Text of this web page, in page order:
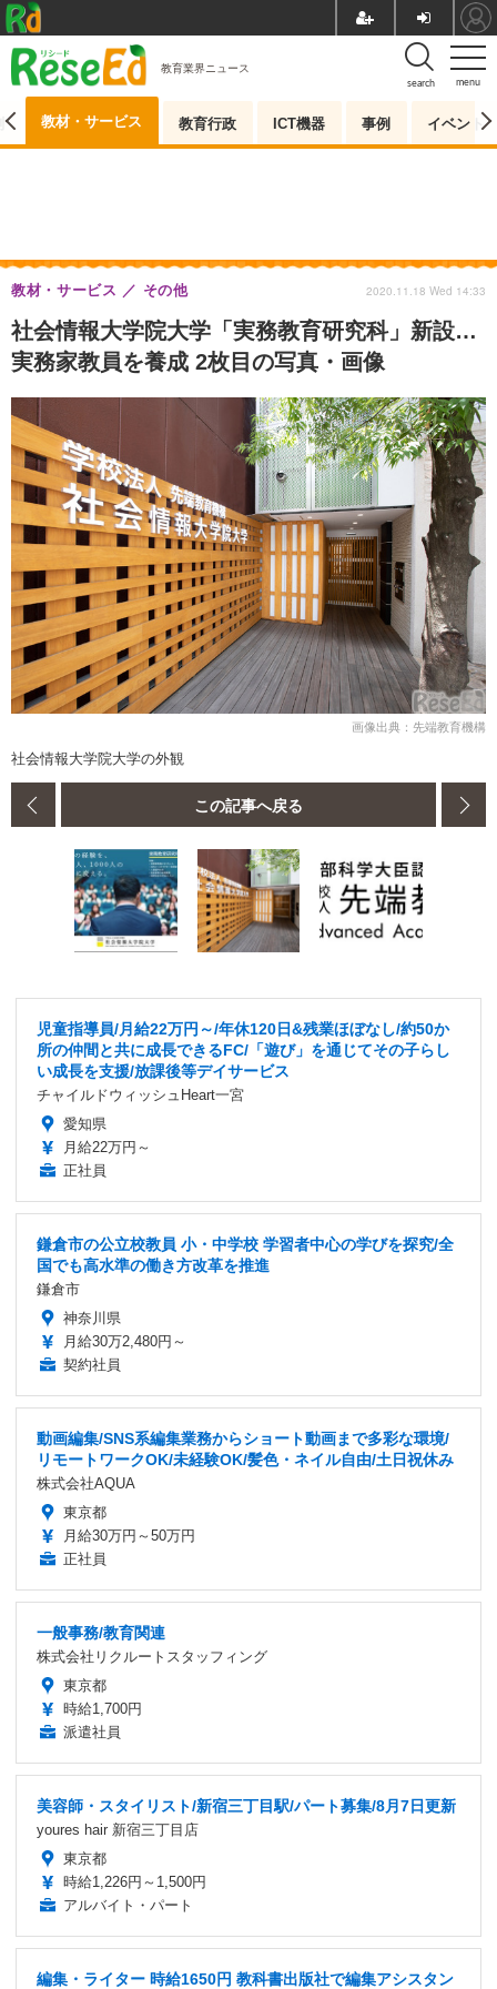
menu
search
教育業界ニュース
教材・サービス 教育行政 ICT機器 事例 イベント
社会情報大学院大学「実務教育研究科」新設…
実務家教員を養成 2枚目の写真・画像
教材・サービス その他 2020.11.18 Wed 14:33
画像出典：先端教育機構
社会情報大学院大学の外観
この記事へ戻る
児童指導員/月給22万円～/年休120日&残業ほぼなし/約50か
所の仲間と共に成長できるFC/「遊び」を通じてその子らし
い成長を支援/放課後等デイサービス
チャイルドウィッシュHeart一宮
愛知県
月給22万円～
正社員
鎌倉市の公立校教員 小・中学校 学習者中心の学びを探究/全
国でも高水準の働き方改革を推進
鎌倉市
神奈川県
月給30万2,480円～
契約社員
動画編集/SNS系編集業務からショート動画まで多彩な環境/
リモートワークOK/未経験OK/髪色・ネイル自由/土日祝休み
株式会社AQUA
東京都
月給30万円～50万円
正社員
一般事務/教育関連
株式会社リクルートスタッフィング
東京都
時給1,700円
派遣社員
美容師・スタイリスト/新宿三丁目駅/パート募集/8月7日更新
youres hair 新宿三丁目店
東京都
時給1,226円～1,500円
アルバイト・パート
編集・ライター 時給1650円 教科書出版社で編集アシスタン